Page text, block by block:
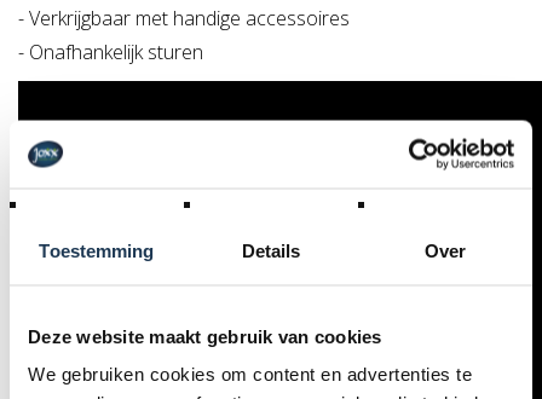
Toestemming Details Over
Deze website maakt gebruik van cookies
We gebruiken cookies om content en advertenties te
- Verkrijgbaar met handige accessoires
- Onafhankelijk sturen